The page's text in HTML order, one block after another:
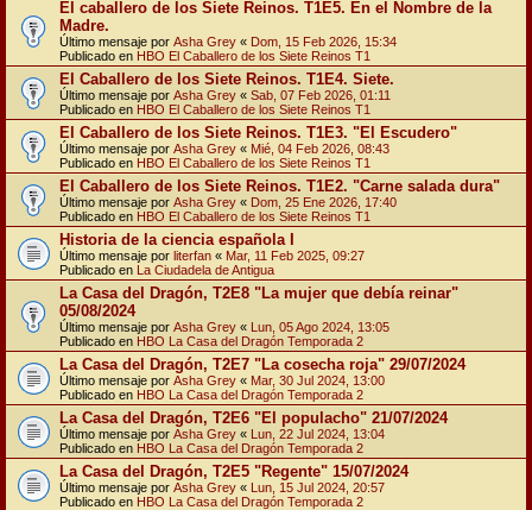
El caballero de los Siete Reinos. T1E5. En el Nombre de la
Madre.
Último mensaje por Asha Grey « Dom, 15 Feb 2026, 15:34
Publicado en HBO El Caballero de los Siete Reinos T1
El Caballero de los Siete Reinos. T1E4. Siete.
Último mensaje por Asha Grey « Sab, 07 Feb 2026, 01:11
Publicado en HBO El Caballero de los Siete Reinos T1
El Caballero de los Siete Reinos. T1E3. "El Escudero"
Último mensaje por Asha Grey « Mié, 04 Feb 2026, 08:43
Publicado en HBO El Caballero de los Siete Reinos T1
El Caballero de los Siete Reinos. T1E2. "Carne salada dura"
Último mensaje por Asha Grey « Dom, 25 Ene 2026, 17:40
Publicado en HBO El Caballero de los Siete Reinos T1
Historia de la ciencia española I
Último mensaje por literfan « Mar, 11 Feb 2025, 09:27
Publicado en La Ciudadela de Antigua
La Casa del Dragón, T2E8 "La mujer que debía reinar"
05/08/2024
Último mensaje por Asha Grey « Lun, 05 Ago 2024, 13:05
Publicado en HBO La Casa del Dragón Temporada 2
La Casa del Dragón, T2E7 "La cosecha roja" 29/07/2024
Último mensaje por Asha Grey « Mar, 30 Jul 2024, 13:00
Publicado en HBO La Casa del Dragón Temporada 2
La Casa del Dragón, T2E6 "El populacho" 21/07/2024
Último mensaje por Asha Grey « Lun, 22 Jul 2024, 13:04
Publicado en HBO La Casa del Dragón Temporada 2
La Casa del Dragón, T2E5 "Regente" 15/07/2024
Último mensaje por Asha Grey « Lun, 15 Jul 2024, 20:57
Publicado en HBO La Casa del Dragón Temporada 2